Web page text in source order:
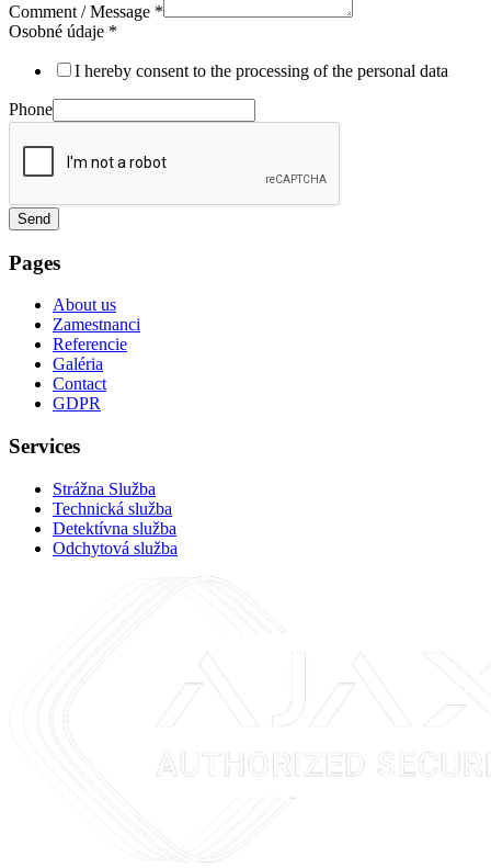
Comment / Message *
Osobné údaje *
I hereby consent to the processing of the personal data
Phone
Send
Pages
About us
Zamestnanci
Referencie
Galéria
Contact
GDPR
Services
Strážna Služba
Technická služba
Detektívna služba
Odchytová služba